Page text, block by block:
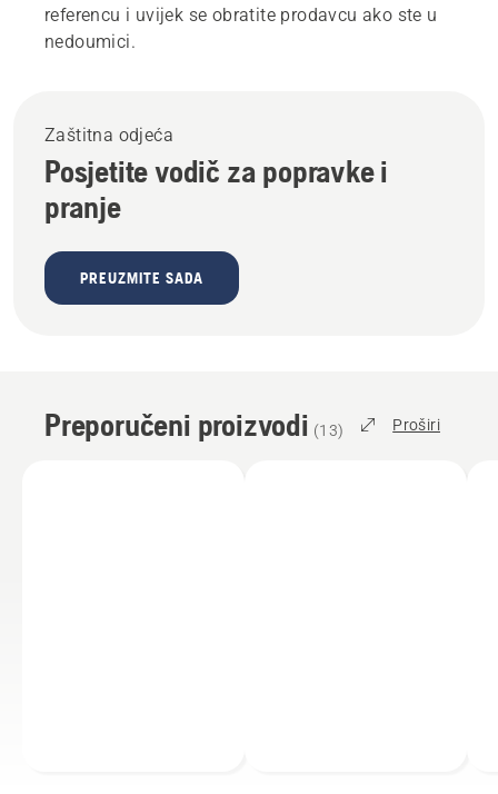
referencu i uvijek se obratite prodavcu ako ste u
nedoumici.
Zaštitna odjeća
Posjetite vodič za popravke i
pranje
PREUZMITE SADA
Preporučeni proizvodi (13) Proširi